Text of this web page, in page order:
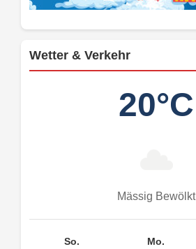
Wetter & Verkehr
20°C
Mässig Bewölkt
So. Mo.